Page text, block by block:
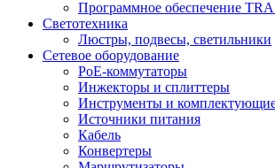
Программное обеспечение
Светотехника
Люстры, подвесы, светильники
Сетевое оборудование
PoE-коммутаторы
Инжекторы и сплиттеры
Инструменты и
Источники питания
Кабель
Конвертеры